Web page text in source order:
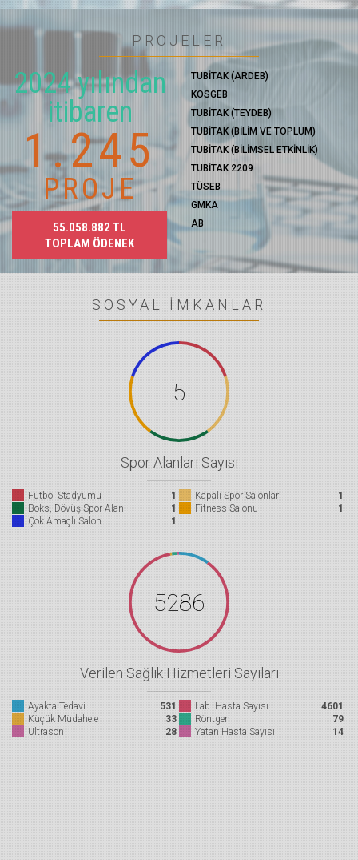
PROJELER
2024 yılından
itibaren
1.356
PROJE
55.058.882 TL
TOPLAM ÖDENEK
TUBİTAK (ARDEB)
KOSGEB
TUBİTAK (TEYDEB)
TUBİTAK (BİLİM VE TOPLUM)
TUBİTAK (BİLİMSEL ETKİNLİK)
TUBİTAK 2209
TÜSEB
GMKA
AB
SOSYAL İMKANLAR
5
Spor Alanları Sayısı
Futbol Stadyumu 1 Kapalı Spor Salonları
1
Boks, Dövüş Spor Alanı
1 Fitness Salonu
1
Çok Amaçlı Salon
1
5286
Verilen Sağlık Hizmetleri Sayıları
Ayakta Tedavi 531 Lab. Hasta Sayısı
4601
Küçük Müdahele
33 Röntgen
79
Ultrason
28 Yatan Hasta Sayısı 14